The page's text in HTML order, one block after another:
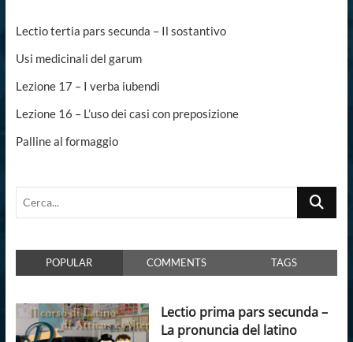
Lectio tertia pars secunda – Il sostantivo
Usi medicinali del garum
Lezione 17 – I verba iubendi
Lezione 16 – L’uso dei casi con preposizione
Palline al formaggio
Cerca...
POPULAR COMMENTS TAGS
Lectio prima pars secunda –
La pronuncia del latino